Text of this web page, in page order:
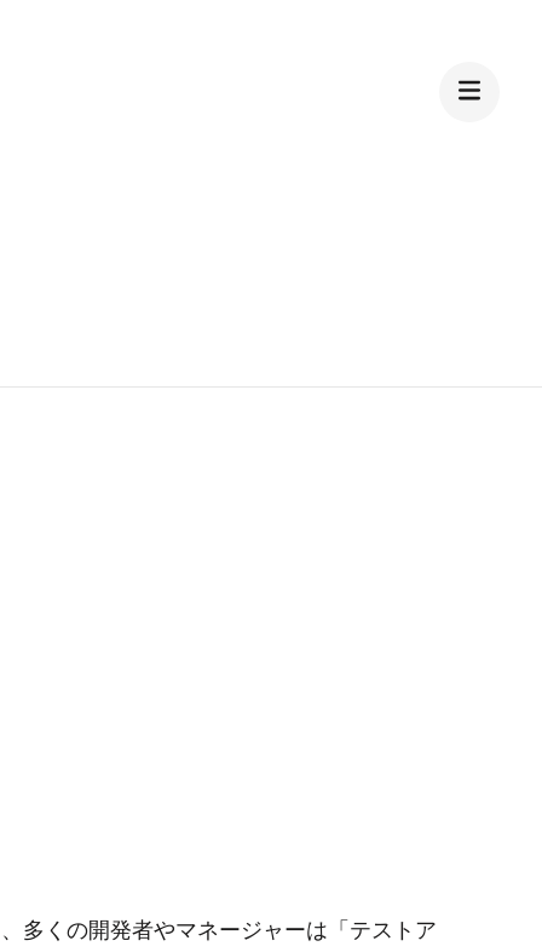
多くの開発者やマネージャーは「テストア